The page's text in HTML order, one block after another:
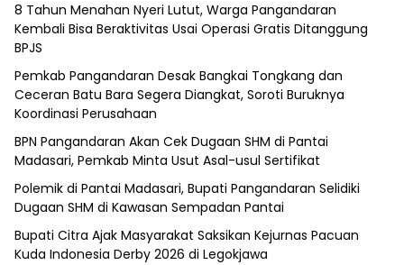
8 Tahun Menahan Nyeri Lutut, Warga Pangandaran
Kembali Bisa Beraktivitas Usai Operasi Gratis Ditanggung
BPJS
Pemkab Pangandaran Desak Bangkai Tongkang dan
Ceceran Batu Bara Segera Diangkat, Soroti Buruknya
Koordinasi Perusahaan
BPN Pangandaran Akan Cek Dugaan SHM di Pantai
Madasari, Pemkab Minta Usut Asal-usul Sertifikat
Polemik di Pantai Madasari, Bupati Pangandaran Selidiki
Dugaan SHM di Kawasan Sempadan Pantai
Bupati Citra Ajak Masyarakat Saksikan Kejurnas Pacuan
Kuda Indonesia Derby 2026 di Legokjawa